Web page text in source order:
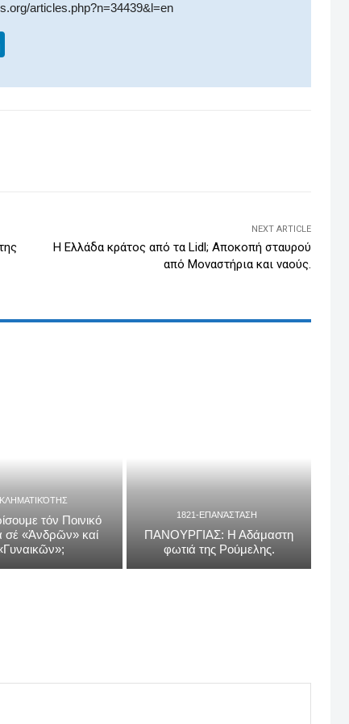
articles.php?n=34439&l=en
k
NEXT ARTICLE
Η Ελλάδα κράτος από τα Lidl; Αποκοπή σταυρού
από Μοναστήρια και ναούς.
τόν Ποινικό
σέ «Ἀνδρῶν» καί
1821-ΕΠΑΝΆΣΤΑΣΗ
ΠΑΝΟΥΡΓΙΑΣ: Η Αδάμαστη
φωτιά της Ρούμελης.